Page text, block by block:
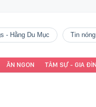
- Hằng Du Mục tin
ĂN NGON TÂM SỰ - GIA